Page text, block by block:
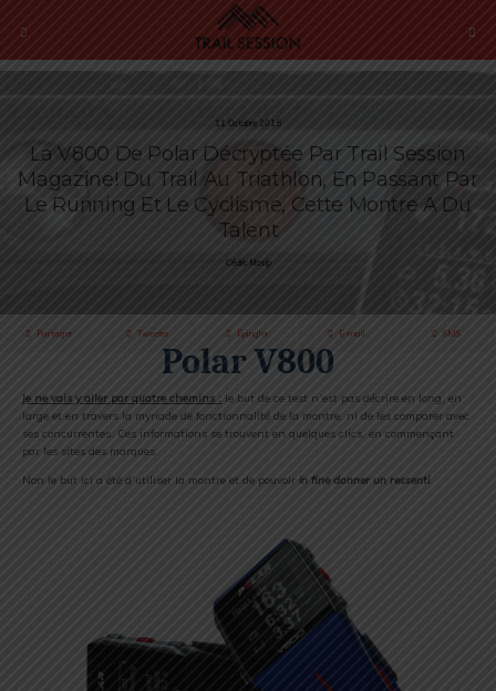
11 Octobre 2015
La V800 De Polar Décryptée Par Trail Session
Magazine! Du Trail Au Triathlon, En Passant Par
Le Running Et Le Cyclisme, Cette Montre A Du
Talent
Cédric Masip
Partager Tweeter Épingler E-mail SMS
Polar V800
Je ne vais y aller par quatre chemins : le but de ce test n’est pas décrire en long, en
large et en travers la myriade de fonctionnalité de la montre, ni de les comparer avec
ses concurrentes. Ces informations se trouvent en quelques clics, en commençant
par les sites des marques.
Non le but ici a été d’utiliser la montre et de pouvoir in fine donner un ressenti.